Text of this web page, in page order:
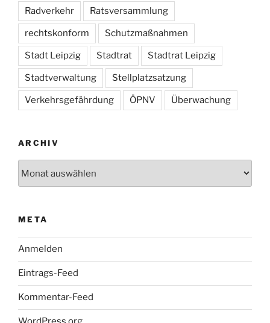
Radverkehr Ratsversammlung
rechtskonform Schutzmaßnahmen
Stadt Leipzig Stadtrat Stadtrat Leipzig
Stadtverwaltung Stellplatzsatzung
Verkehrsgefährdung ÖPNV Überwachung
ARCHIV
META
Anmelden
Eintrags-Feed
Kommentar-Feed